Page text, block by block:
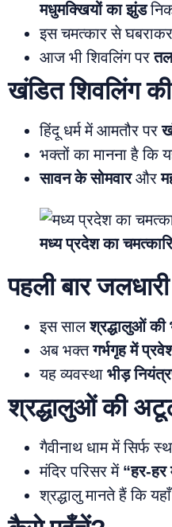
मधुमक्खियों का झुंड
इस चमत्कार से
आज भी शिवलिंग पर
खंडित शिवलिंग
हिंदू धर्म में आमतौर पर
भक्तों का मानना है कि
सावन के सोमवारऔर
मध्य प्रदेश का
पहली बार
इस सालश्रद्धालुओं की
अब भक्तगर्भगृह में
यह व्यवस्था भीड़
श्रद्धालुओं की
गैवीनाथ धाम में सिर्फ
मंदिर परिसर में “हर-हर
श्रद्धालु मानते हैं कि